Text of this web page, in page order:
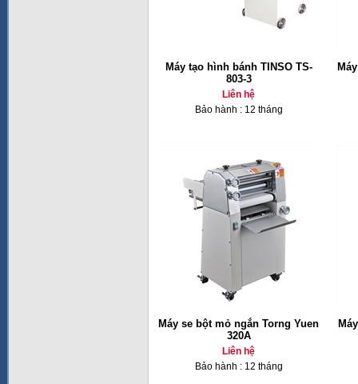
Máy tạo hình bánh TINSO TS-
803-3
Liên hệ
Bảo hành : 12 tháng
Máy se bột mỏ ngắn Torng Yuen
320A
Liên hệ
Bảo hành : 12 tháng